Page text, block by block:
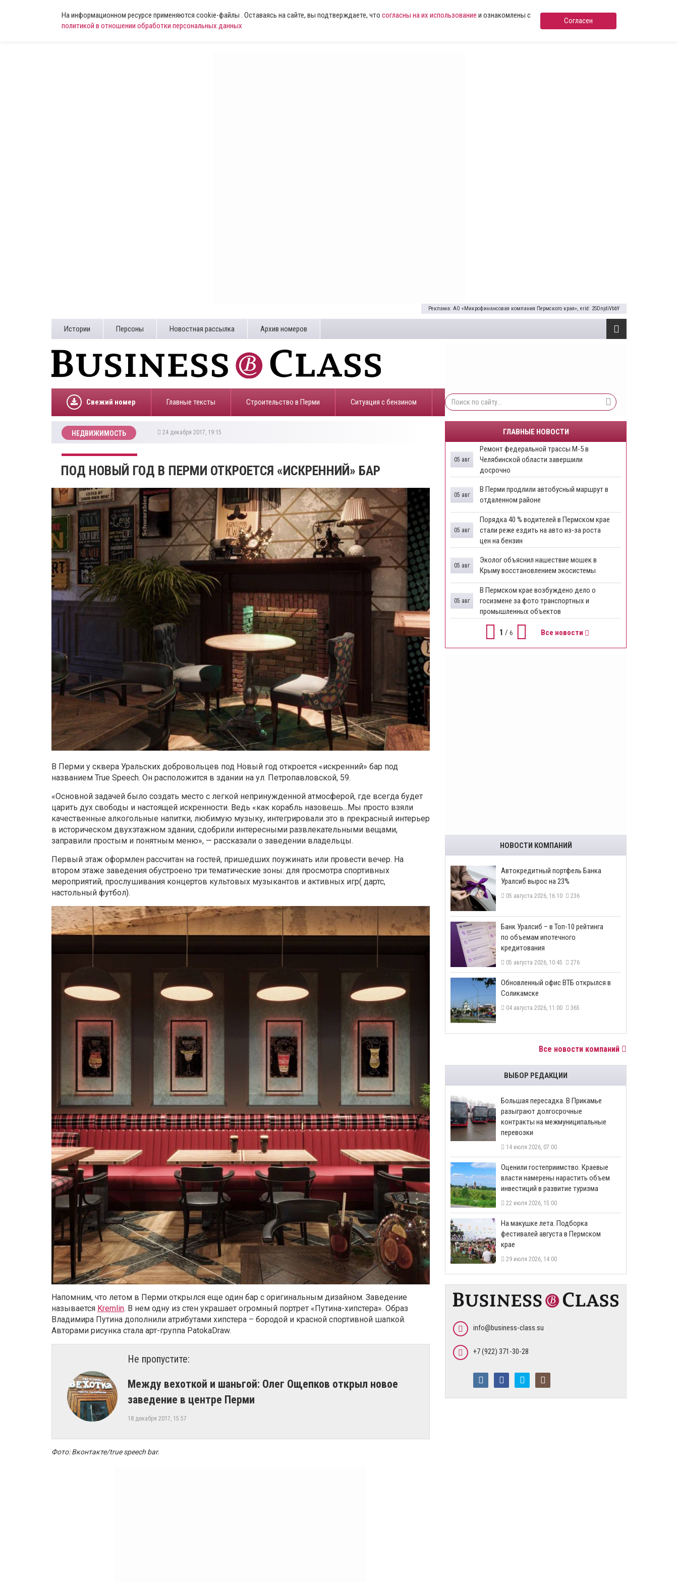
На информационном ресурсе применяются cookie-файлы . Оставаясь на сайте, вы подтверждаете, что согласны на их использование и ознакомлены с
политикой в отношении обработки персональных данных
Согласен
Реклама: АО «Микрофинансовая компания Пермского края», erid: 2SDnjdiVbbY
Истории Персоны Новостная рассылка Архив номеров
Свежий номер Главные тексты Строительство в Перми ​Ситуация с бензином
НЕДВИЖИМОСТЬ 24 декабря 2017, 19:15
ПОД НОВЫЙ ГОД В ПЕРМИ ОТКРОЕТСЯ «ИСКРЕННИЙ» БАР
В Перми у сквера Уральских добровольцев под Новый год откроется «искренний» бар под
названием True Speech. Он расположится в здании на ул. Петропавловской, 59.
«Основной задачей было создать место с легкой непринужденной атмосферой, где всегда будет
царить дух свободы и настоящей искренности. Ведь «как корабль назовешь...Мы просто взяли
качественные алкогольные напитки, любимую музыку, интегрировали это в прекрасный интерьер
в историческом двухэтажном здании, сдобрили интересными развлекательными вещами,
заправили простым и понятным меню», — рассказали о заведении владельцы.
Первый этаж оформлен рассчитан на гостей, пришедших поужинать или провести вечер. На
втором этаже заведения обустроено три тематические зоны: для просмотра спортивных
мероприятий, прослушивания концертов культовых музыкантов и активных игр( дартс,
настольный футбол).
Напомним, что летом в Перми открылся еще один бар с оригинальным дизайном. Заведение
называется Kremlin. В нем одну из стен украшает огромный портрет «Путина-хипстера». Образ
Владимира Путина дополнили атрибутами хипстера – бородой и красной спортивной шапкой.
Авторами рисунка стала арт-группа PatokaDraw.
Не пропустите:
Между вехоткой и шаньгой: Олег Ощепков открыл новое
заведение в центре Перми
18 декабря 2017, 15:57
Фото: Вконтакте/true speech bar.
ГЛАВНЫЕ НОВОСТИ
Ремонт федеральной трассы М-5 в
Челябинской области завершили
досрочно
05 авг
​В Перми продлили автобусный маршрут в
отдаленном районе
05 авг
​Порядка 40 % водителей в Пермском крае
стали реже ездить на авто из-за роста
цен на бензин
05 авг
Эколог объяснил нашествие мошек в
Крыму восстановлением экосистемы
05 авг
​В Пермском крае возбуждено дело о
госизмене за фото транспортных и
промышленных объектов
05 авг
1 / 6 Все новости
НОВОСТИ КОМПАНИЙ
​Автокредитный портфель Банка
Уралсиб вырос на 23%
05 августа 2026, 16:10 236
​Банк Уралсиб – в Топ-10 рейтинга
по объемам ипотечного
кредитования
05 августа 2026, 10:45 276
​Обновленный офис ВТБ открылся в
Соликамске
04 августа 2026, 11:00 365
Все новости компаний
ВЫБОР РЕДАКЦИИ
Большая пересадка. В Прикамье
разыграют долгосрочные
контракты на межмуниципальные
перевозки
14 июля 2026, 07:00
Оценили гостеприимство. Краевые
власти намерены нарастить объем
инвестиций в развитие туризма
22 июля 2026, 15:00
На макушке лета. Подборка
фестивалей августа в Пермском
крае
29 июля 2026, 14:00
info@business-class.su
+7 (922) 371-30-28